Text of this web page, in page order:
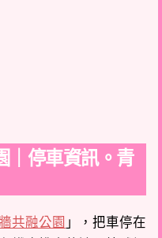
｜停車資訊。青
共融公園 」，把車停在